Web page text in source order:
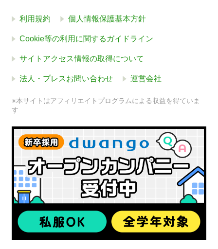
利用規約 個人情報保護基本方針
Cookie等の利用に関するガイドライン
サイトアクセス情報の取得について
法人・プレスお問い合わせ 運営会社
※本サイトはアフィリエイトプログラムによる収益を得ていま
す